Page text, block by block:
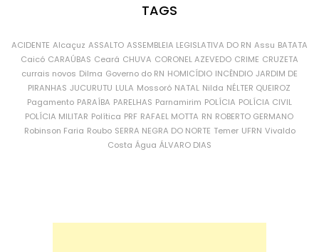
TAGS
ACIDENTE Alcaçuz ASSALTO ASSEMBLEIA LEGISLATIVA DO RN Assu BATATA
Caicó CARAÚBAS Ceará CHUVA CORONEL AZEVEDO CRIME CRUZETA
currais novos Dilma Governo do RN HOMICÍDIO INCÊNDIO JARDIM DE
PIRANHAS JUCURUTU LULA Mossoró NATAL Nilda NÉLTER QUEIROZ
Pagamento PARAÍBA PARELHAS Parnamirim POLÍCIA POLÍCIA CIVIL
POLÍCIA MILITAR Política PRF RAFAEL MOTTA RN ROBERTO GERMANO
Robinson Faria Roubo SERRA NEGRA DO NORTE Temer UFRN Vivaldo
Costa Água ÁLVARO DIAS